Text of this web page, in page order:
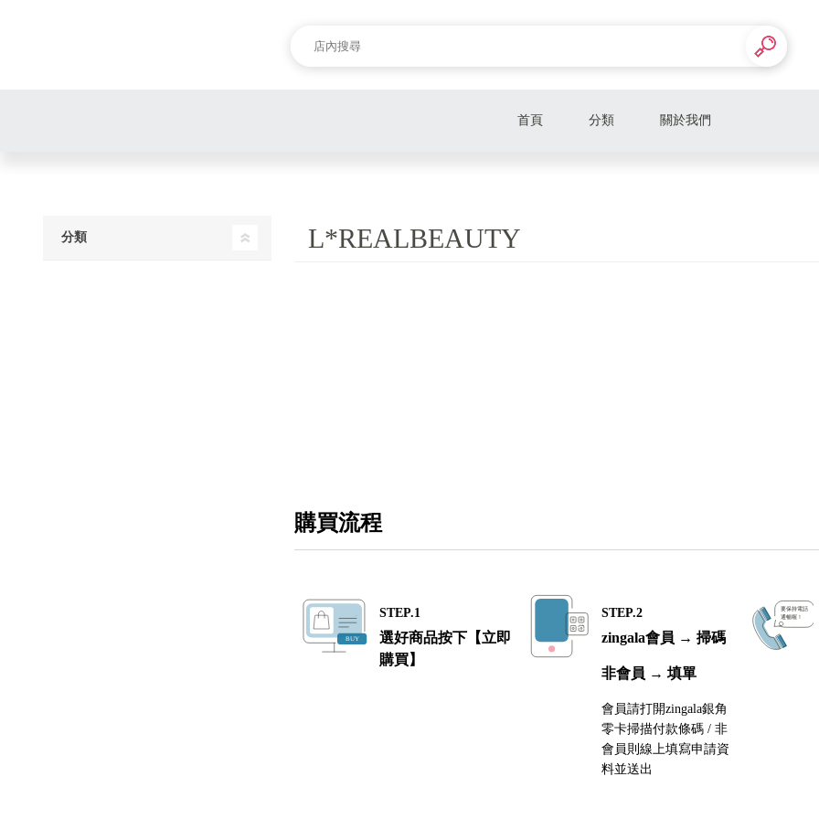
首頁 分類 關於我們
L*REALBEAUTY
購買流程
STEP.1
選好商品按下【立即
購買】
STEP.2
zingala會員 → 掃碼
非會員 → 填單
會員請打開zingala銀角
零卡掃描付款條碼 / 非
會員則線上填寫申請資
料並送出
分類